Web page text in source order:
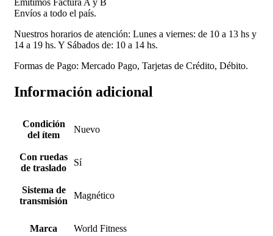
Envíos a todo el país.
Nuestros horarios de atención: Lunes a viernes: de 10 a 13 hs y
14 a 19 hs. Y Sábados de: 10 a 14 hs.
Formas de Pago: Mercado Pago, Tarjetas de Crédito, Débito.
Información adicional
Condición
del ítem
Nuevo
Con ruedas
de traslado
Sí
Sistema de
transmisión
Magnético
Marca World Fitness